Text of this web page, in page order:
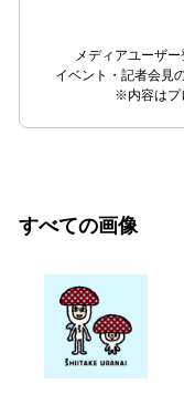
メディアユーザ
イベント・記者会見
※内容はプ
すべての画像